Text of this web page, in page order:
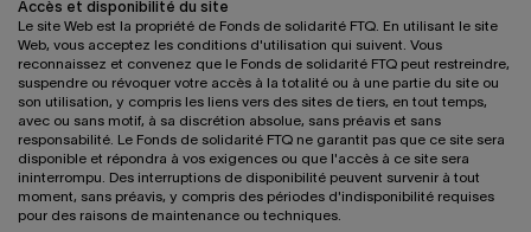
Accès et disponibilité du site
Le site Web est la propriété de Fonds de solidarité FTQ. En utilisant le site
Web, vous acceptez les conditions d'utilisation qui suivent. Vous
reconnaissez et convenez que le Fonds de solidarité FTQ peut restreindre,
suspendre ou révoquer votre accès à la totalité ou à une partie du site ou
son utilisation, y compris les liens vers des sites de tiers, en tout temps,
avec ou sans motif, à sa discrétion absolue, sans préavis et sans
responsabilité. Le Fonds de solidarité FTQ ne garantit pas que ce site sera
disponible et répondra à vos exigences ou que l'accès à ce site sera
ininterrompu. Des interruptions de disponibilité peuvent survenir à tout
moment, sans préavis, y compris des périodes d'indisponibilité requises
pour des raisons de maintenance ou techniques.